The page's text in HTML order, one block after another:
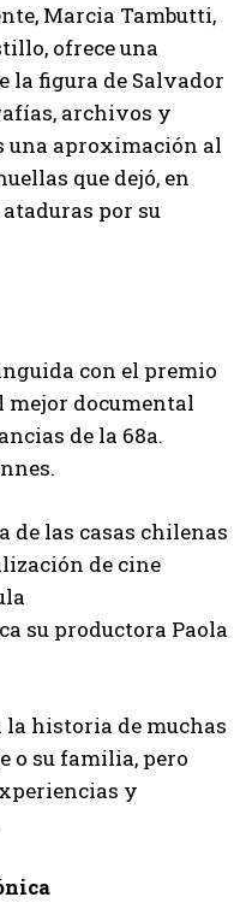
Marcia Tambutti,
ofrece una
la figura de Salvador
archivos y
una aproximación al
que dejó, en
por su
con el premio
mejor documental
de la 68a.
de las casas chilenas
de cine
su productora Paola
historia de muchas
o su familia, pero
y